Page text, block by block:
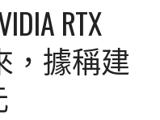
RTX
，據稱建